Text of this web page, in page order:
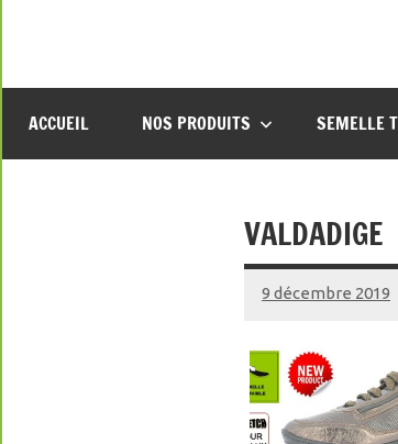
ACCUEIL NOS PRODUITS SEMELLE
VALDADIGE
9 décembre 2019